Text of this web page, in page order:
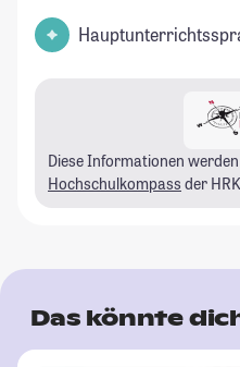
Diese Informationen
Hochschulkompass der
Das könnte